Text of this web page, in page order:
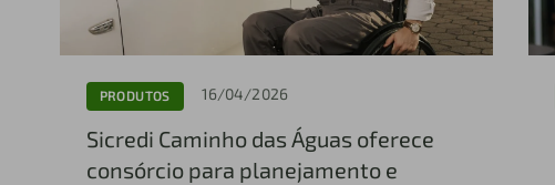
PRODUTOS 16/04/2026
Sicredi Caminho das Águas oferece
consórcio para planejamento e